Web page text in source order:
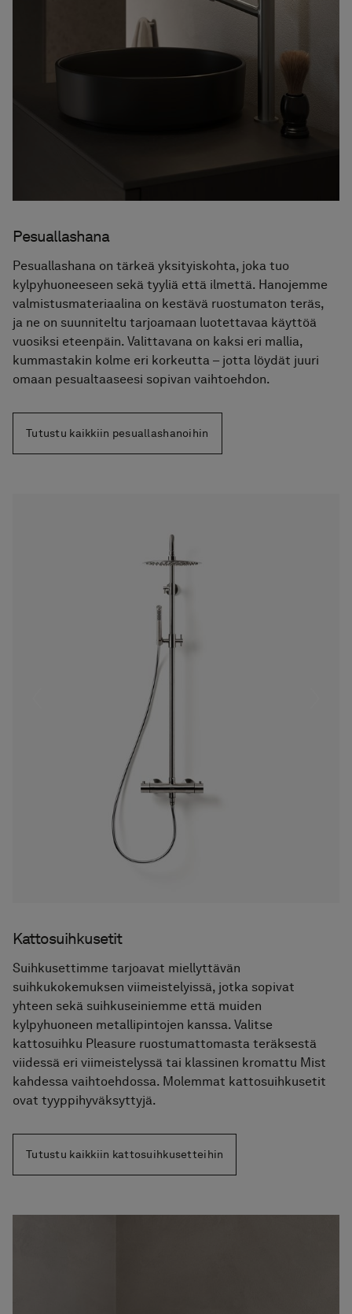
Pesuallashana
Pesuallashana on tärkeä yksityiskohta, joka tuo
kylpyhuoneeseen sekä tyyliä että ilmettä. Hanojemme
valmistusmateriaalina on kestävä ruostumaton teräs,
ja ne on suunniteltu tarjoamaan luotettavaa käyttöä
vuosiksi eteenpäin. Valittavana on kaksi eri mallia,
kummastakin kolme eri korkeutta – jotta löydät juuri
omaan pesualtaaseesi sopivan vaihtoehdon.
Tutustu kaikkiin pesuallashanoihin
Kattosuihkusetit
Suihkusettimme tarjoavat miellyttävän
suihkukokemuksen viimeistelyissä, jotka sopivat
yhteen sekä suihkuseiniemme että muiden
kylpyhuoneen metallipintojen kanssa. Valitse
kattosuihku Pleasure ruostumattomasta teräksestä
viidessä eri viimeistelyssä tai klassinen kromattu Mist
kahdessa vaihtoehdossa. Molemmat kattosuihkusetit
ovat tyyppihyväksyttyjä.
Tutustu kaikkiin kattosuihkuset­teihin